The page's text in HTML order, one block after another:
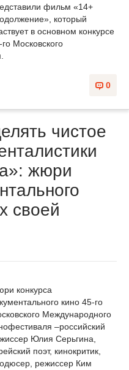
фильм «14+
который
в основном конкурсе
Московского
0
чистое
жюри
своей
конкурса
кино 45-го
Международного
–российский
Юлия Серьгина,
поэт, кинокритик,
режиссер Ким